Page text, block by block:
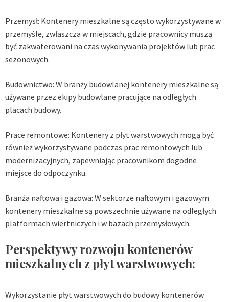
Przemysł: Kontenery mieszkalne są często wykorzystywane w
przemyśle, zwłaszcza w miejscach, gdzie pracownicy muszą
być zakwaterowani na czas wykonywania projektów lub prac
sezonowych.
Budownictwo: W branży budowlanej kontenery mieszkalne są
używane przez ekipy budowlane pracujące na odległych
placach budowy.
Prace remontowe: Kontenery z płyt warstwowych mogą być
również wykorzystywane podczas prac remontowych lub
modernizacyjnych, zapewniając pracownikom dogodne
miejsce do odpoczynku.
Branża naftowa i gazowa: W sektorze naftowym i gazowym
kontenery mieszkalne są powszechnie używane na odległych
platformach wiertniczych i w bazach przemysłowych.
Perspektywy rozwoju kontenerów
mieszkalnych z płyt warstwowych:
Wykorzystanie płyt warstwowych do budowy kontenerów